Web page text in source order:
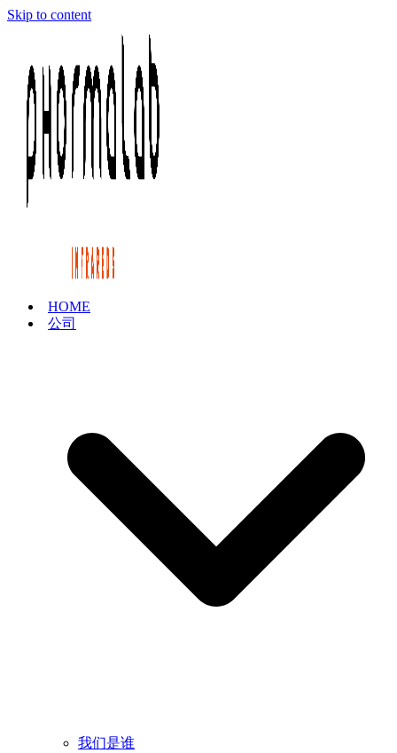
Skip to content
HOME
公司
我们是谁